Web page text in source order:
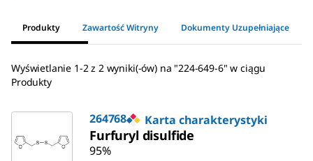
Produkty Zawartość Witryny Dokumenty Uzupełniające
Wyświetlanie 1-2 z 2 wyniki(-ów) na "224-649-6" w ciągu
Produkty
264768 Karta charakterystyki
Furfuryl disulfide
95%